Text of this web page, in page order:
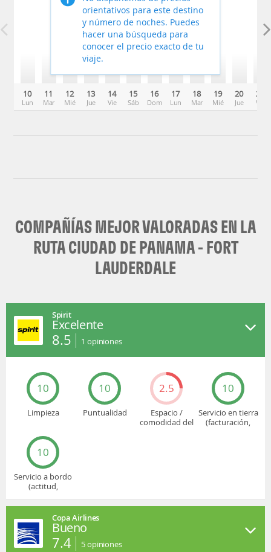
10
Lun
11
Mar
12
Mié
13
Jue
14
Vie
15
Sáb
16
Dom
17
Lun
18
Mar
19
Mié
20
Jue
21
Vie
orientativos para este destino
y número de noches. Puedes
hacer una búsqueda para
conocer el precio exacto de tu
viaje.
COMPAÑÍAS MEJOR VALORADAS EN LA
RUTA CIUDAD DE PANAMA - FORT
LAUDERDALE
Spirit
Excelente
8.5 1 opiniones
10
Limpieza
10
Puntualidad
2.5
Espacio /
comodidad del
10
Servicio en tierra
(facturación,
10
Servicio a bordo
(actitud,
Copa Airlines
Bueno
7.4 5opiniones